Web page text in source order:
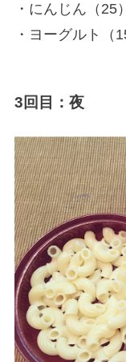
・にんじん（25）
・ヨーグルト（
3回目：夜